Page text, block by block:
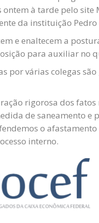
à tarde pelo
da instituição
e enaltecem a
para auxiliar no
por várias colegas
rigorosa dos
de saneamento e
o
interno.